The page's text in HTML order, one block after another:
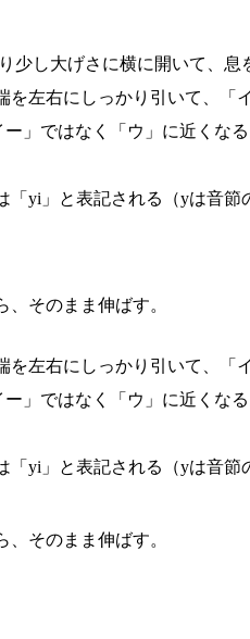
少し大げさに横に開いて、
を左右にしっかり引いて、「
ー」ではなく「ウ」に近くな
「yi」と表記される（yは音節
、そのまま伸ばす。
を左右にしっかり引いて、「
ー」ではなく「ウ」に近くな
「yi」と表記される（yは音節
、そのまま伸ばす。